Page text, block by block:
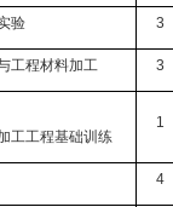
验 3
工程材料加工 3
工工程基础训练
1
4